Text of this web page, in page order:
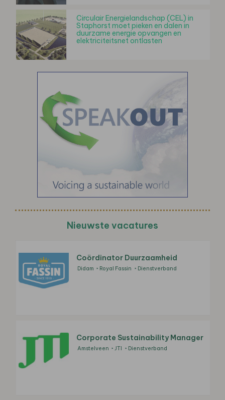
Circulair Energielandschap (CEL) in
Staphorst moet pieken en dalen in
duurzame energie opvangen en
elektriciteitsnet ontlasten
Nieuwste vacatures
Coördinator Duurzaamheid
Didam Royal Fassin Dienstverband
Corporate Sustainability Manager
Amstelveen JTI Dienstverband